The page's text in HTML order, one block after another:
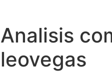
Analisis
leovegas